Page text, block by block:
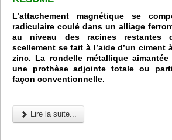
L’attachement magnétique se
radiculaire coulé dans un alliage
au niveau des racines restantes
scellement se fait à l’aide d’un ciment
zinc. La rondelle métallique
une prothèse adjointe totale ou
façon conventionnelle.
Lire la suite...